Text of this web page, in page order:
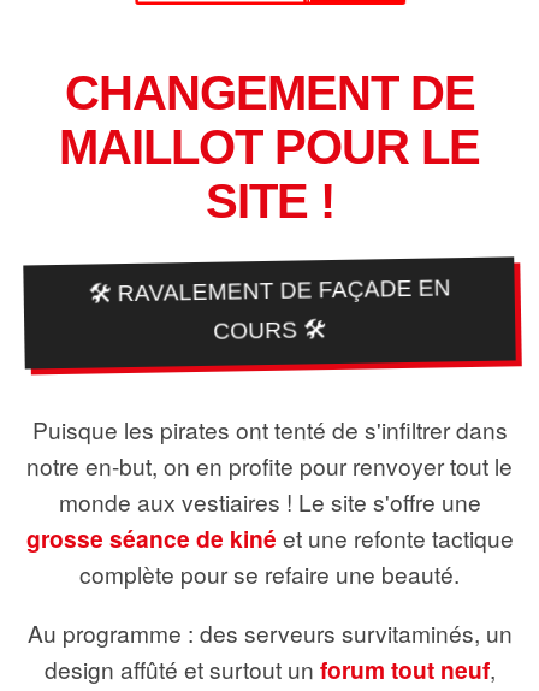
CHANGEMENT DE
MAILLOT POUR LE
SITE !
🛠️ RAVALEMENT DE FAÇADE EN
COURS 🛠️
Puisque les pirates ont tenté de s'infiltrer dans
notre en-but, on en profite pour renvoyer tout le
monde aux vestiaires ! Le site s'offre une
grosse séance de kiné et une refonte tactique
complète pour se refaire une beauté.
Au programme : des serveurs survitaminés, un
design affûté et surtout un forum tout neuf,